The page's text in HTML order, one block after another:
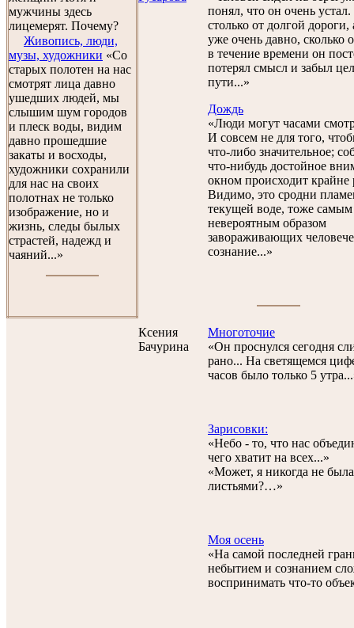
мужчины здесь
лицемерят. Почему?
Живопись, люди,
музы, художники «Со
старых полотен на нас
смотрят лица давно
ушедших людей, мы
слышим шум городов
и плеск воды, видим
давно прошедшие
закаты и восходы,
художники сохранили
для нас на своих
полотнах не только
изображение, но и
жизнь, следы былых
страстей, надежд и
чаяний...»
понял, что он очень
столько от долгой
уже очень давно, сколько
в течение времени он
потерял смысл и забыл
пути...»
Дождь
«Люди могут часами
И совсем не для того,
что-либо значительное;
что-нибудь достойное
окном происходит крайне
Видимо, это сродни
текущей воде, тоже самым
невероятным образом
завораживающих
сознание...»
Ксения
Бачурина
Многоточие
«Он проснулся сегодня
рано... На светящемся
часов было только 5
Зарисовки:
«Небо - то, что нас
чего хватит на всех...»
«Может, я никогда не была
листьями?…»
Моя осень
«На самой последней
небытием и сознанием
воспринимать что-то